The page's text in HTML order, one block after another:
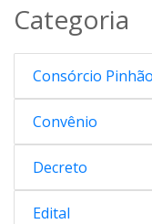
Categoria
Consórcio Pinhão
Convênio
Decreto
Edital